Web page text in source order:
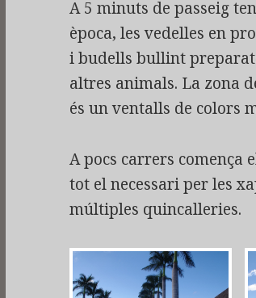
A 5 minuts de passeig
època, les vedelles en
i budells bullint
altres animals. La zona
és un ventalls de colors
A pocs carrers comença
tot el necessari per les
múltiples quincalleries.